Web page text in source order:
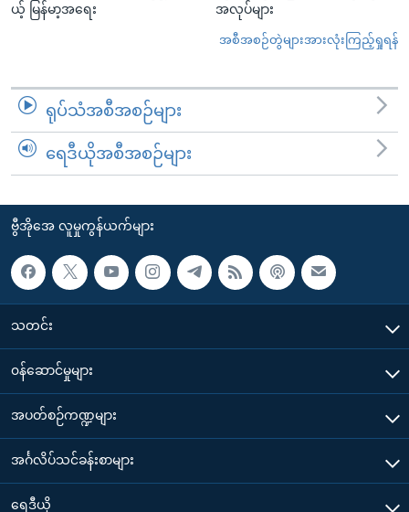
ယ့် မြန်မာ့အရေး
အလုပ်များ
အစီအစဉ်တွဲများအားလုံးကြည့်ရှုရန်
ရုပ်သံအစီအစဉ်များ
ရေဒီယိုအစီအစဉ်များ
ဗွီအိုအေ လူမှုကွန်ယက်များ
သတင်း
၀န်ဆောင်မှုများ
အပတ်စဉ်ကဏ္ဍများ
အင်္ဂလိပ်သင်ခန်းစာများ
ရေဒီယို